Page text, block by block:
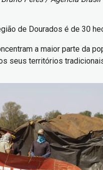
de Dourados é de 30
a maior parte da
seus territórios